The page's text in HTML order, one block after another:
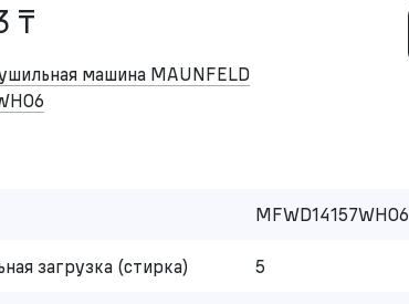
₸
машина MAUNFELD
MFWD14157WH06
загрузка (стирка) 5